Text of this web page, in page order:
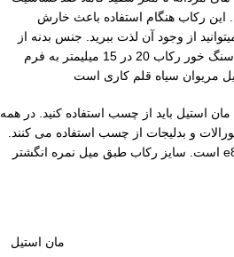
رکاب هنگام استفاده باعث خارش
از وجود آن لذت ببرید. جنس بدنه از
آلیاژی مشابه استیل است. ابعاد سنگ خور رکاب 20 در 15 میلیمتر به فرم
مریوان سیاه قلم کاری است
استیل باید از چسب استفاده کنید. در همه
و بدلیجات از چسب استفاده می کنند.
بهترین چسب برای این کار e8000 است. سایز رکاب طبق میل نمره انگشتر
مان استیل